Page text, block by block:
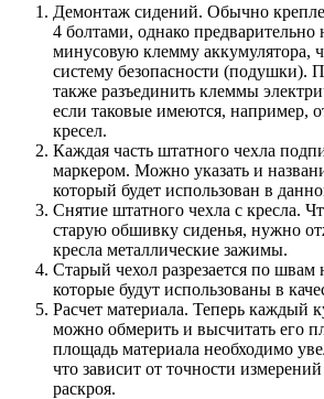
Демонтаж сидений. Обычно
4 болтами, однако
минусовую клемму аккумулятора,
систему безопасности (подушки).
также разъединить клеммы
если таковые имеются, например,
кресел.
Каждая часть штатного чехла
маркером. Можно указать и
который будет использован в
Снятие штатного чехла с кресла.
старую обшивку сиденья, нужно
кресла металлические зажимы.
Старый чехол разрезается по швам
которые будут использованы в
Расчет материала. Теперь каждый
можно обмерить и высчитать его
площадь материала необходимо
что зависит от точности
раскроя.